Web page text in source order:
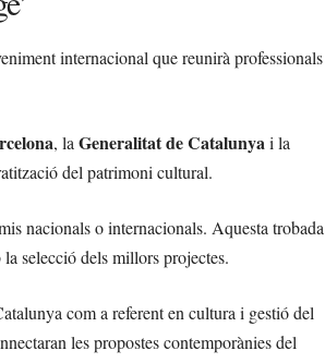
internacional que reunirà professionals
, laGeneralitat de Catalunyai la
del patrimoni cultural.
nacionals o internacionals. Aquesta trobada
selecció dels millors projectes.
com a referent en cultura i gestió del
les propostes contemporànies del